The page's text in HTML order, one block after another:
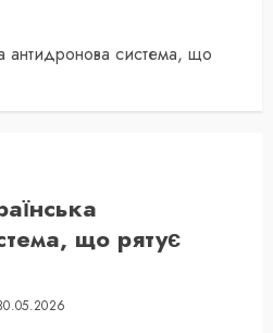
антидронова система, що
що рятує